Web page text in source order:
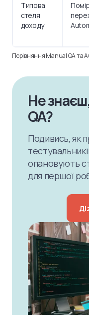
Типова
стеля
доходу
Порівняння Manual QA та
Не
QA?
Подивись, як
опановують
для першої